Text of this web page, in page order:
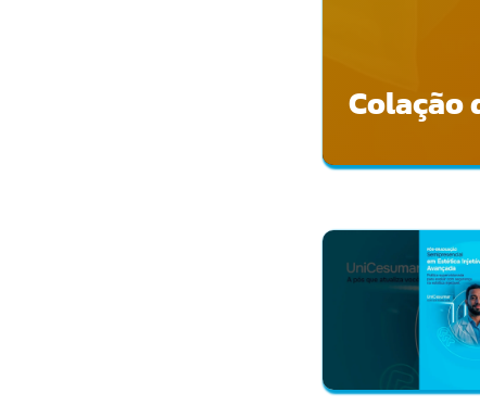
Colação